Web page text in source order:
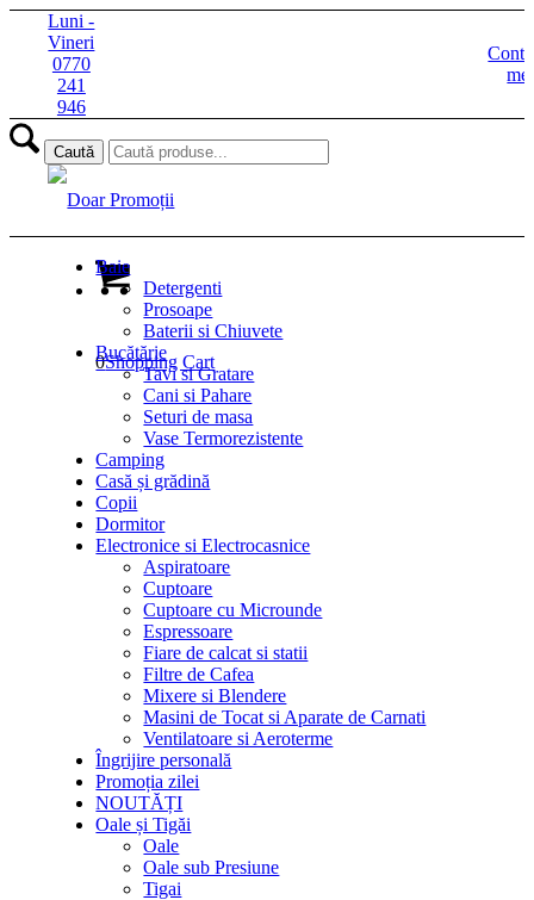
Luni -
Vineri
0770
241
946
0Shopping Cart
Baie
Detergenti
Prosoape
Baterii si Chiuvete
Bucătărie
Tavi si Gratare
Cani si Pahare
Seturi de masa
Vase Termorezistente
Camping
Casă și grădină
Copii
Dormitor
Electronice si Electrocasnice
Aspiratoare
Cuptoare
Cuptoare cu Microunde
Espressoare
Fiare de calcat si statii
Filtre de Cafea
Mixere si Blendere
Masini de Tocat si Aparate de Carnati
Ventilatoare si Aeroterme
Îngrijire personală
Promoția zilei
NOUTĂȚI
Oale și Tigăi
Oale
Oale sub Presiune
Tigai